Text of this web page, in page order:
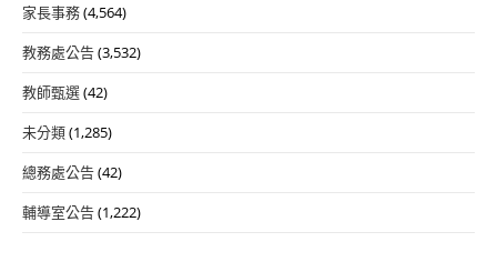
家長事務(4,564)
教務處公告(3,532)
教師甄選(42)
未分類(1,285)
總務處公告(42)
輔導室公告(1,222)